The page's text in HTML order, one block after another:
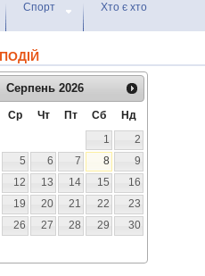
Спорт Хто є хто
Серпень 2026
Ср Чт Пт Сб
Нд
1
2
5 6 7 8
9
12 13 14 15
16
19 20 21 22
23
26 27 28 29
30